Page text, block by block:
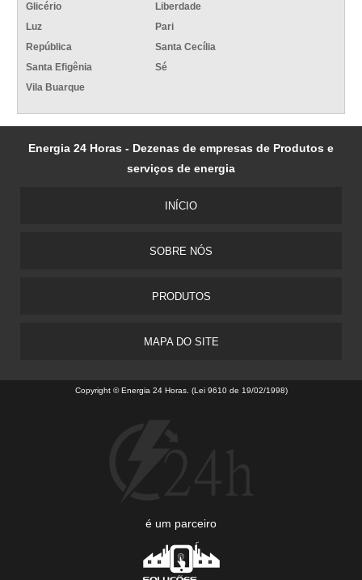
Glicério
Liberdade
Luz
Pari
República
Santa Cecília
Santa Efigênia
Sé
Vila Buarque
Energia 24 Horas - Dezenas de empresas de Produtos e
serviços de energia
INÍCIO
SOBRE NÓS
PRODUTOS
MAPA DO SITE
Copyright © Energia 24 Horas. (Lei 9610 de 19/02/1998)
é um parceiro